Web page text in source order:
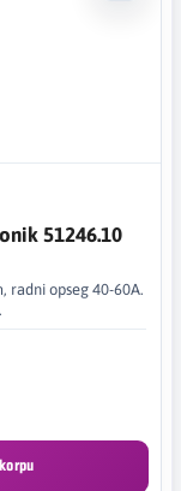
51246.10
radni opseg 40-60A.